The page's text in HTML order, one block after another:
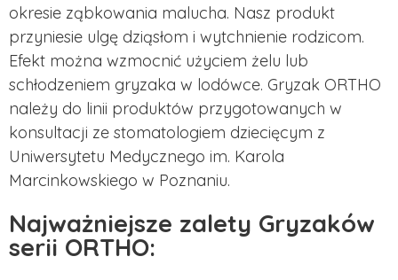
okresie ząbkowania malucha. Nasz produkt
przyniesie ulgę dziąsłom i wytchnienie rodzicom.
Efekt można wzmocnić użyciem żelu lub
schłodzeniem gryzaka w lodówce. Gryzak ORTHO
należy do linii produktów przygotowanych w
konsultacji ze stomatologiem dziecięcym z
Uniwersytetu Medycznego im. Karola
Marcinkowskiego w Poznaniu.
Najważniejsze zalety Gryzaków
serii ORTHO: